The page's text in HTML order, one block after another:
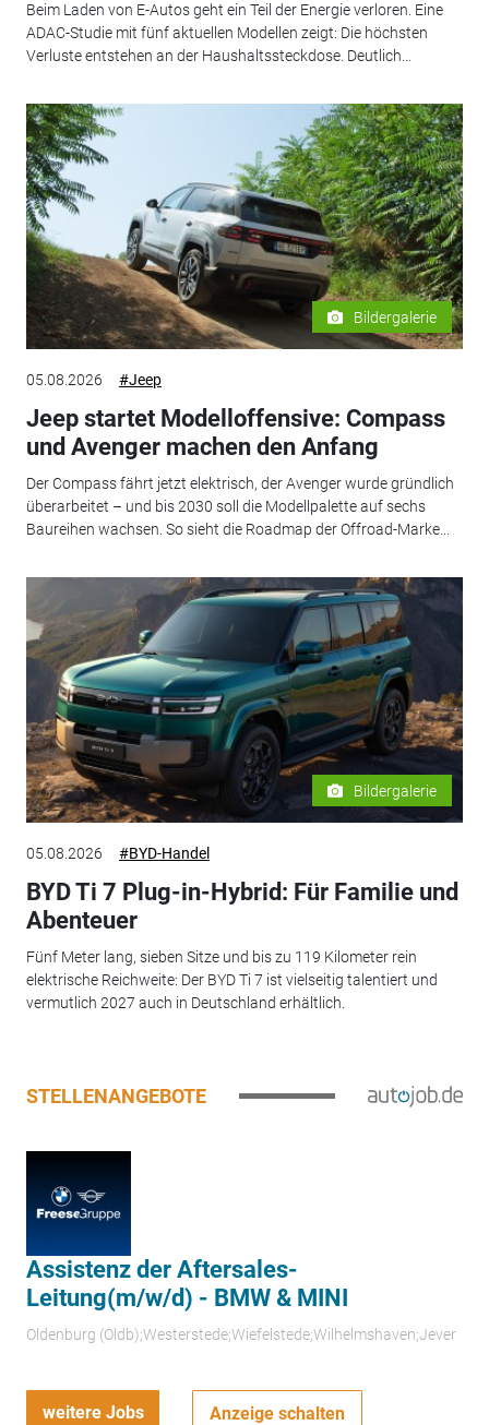
Beim Laden von E-Autos geht ein Teil der Energie verloren. Eine
ADAC-Studie mit fünf aktuellen Modellen zeigt: Die höchsten
Verluste entstehen an der Haushaltssteckdose. Deutlich...
Bildergalerie
05.08.2026 #Jeep
Jeep startet Modelloffensive: Compass
und Avenger machen den Anfang
Der Compass fährt jetzt elektrisch, der Avenger wurde gründlich
überarbeitet – und bis 2030 soll die Modellpalette auf sechs
Baureihen wachsen. So sieht die Roadmap der Offroad-Marke...
Bildergalerie
05.08.2026 #BYD-Handel
BYD Ti 7 Plug-in-Hybrid: Für Familie und
Abenteuer
Fünf Meter lang, sieben Sitze und bis zu 119 Kilometer rein
elektrische Reichweite: Der BYD Ti 7 ist vielseitig talentiert und
vermutlich 2027 auch in Deutschland erhältlich.
STELLENANGEBOTE
Assistenz der Aftersales-
Leitung(m/w/d) - BMW & MINI
Oldenburg (Oldb);Westerstede;Wiefelstede;Wilhelmshaven;Jever
weitere Jobs Anzeige schalten